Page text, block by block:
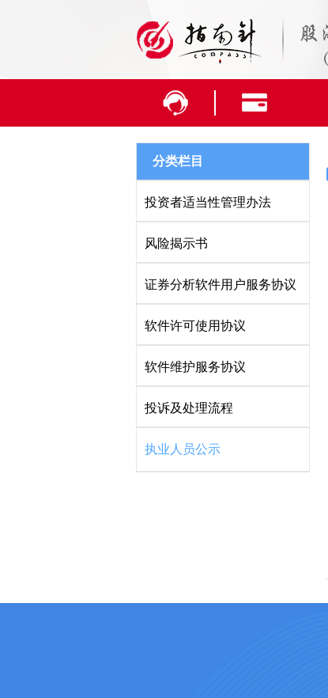
分类栏目
投资者适当性管理办法
风险揭示书
证券分析软件用户服务协议
软件许可使用协议
软件维护服务协议
投诉及处理流程
执业人员公示